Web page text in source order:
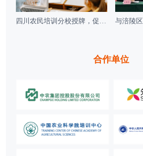
四川农民培训分校授牌，促产教融合促发展
合作单位